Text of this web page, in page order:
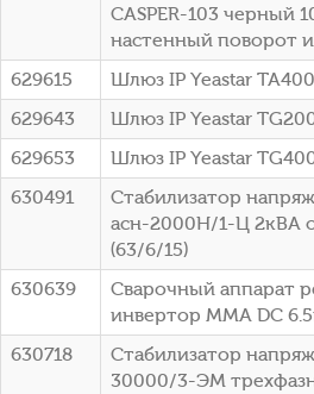
CASPER-103 черный
настенный поворот
629615
Шлюз IP Yeastar TA400
629643
Шлюз IP Yeastar
629653
Шлюз IP Yeastar
630491
Стабилизатор
асн-2000Н/1-Ц 2кВА
(63/6/15)
630639
Сварочный аппарат
инвертор ММА DC
630718
Стабилизатор
30000/3-ЭМ